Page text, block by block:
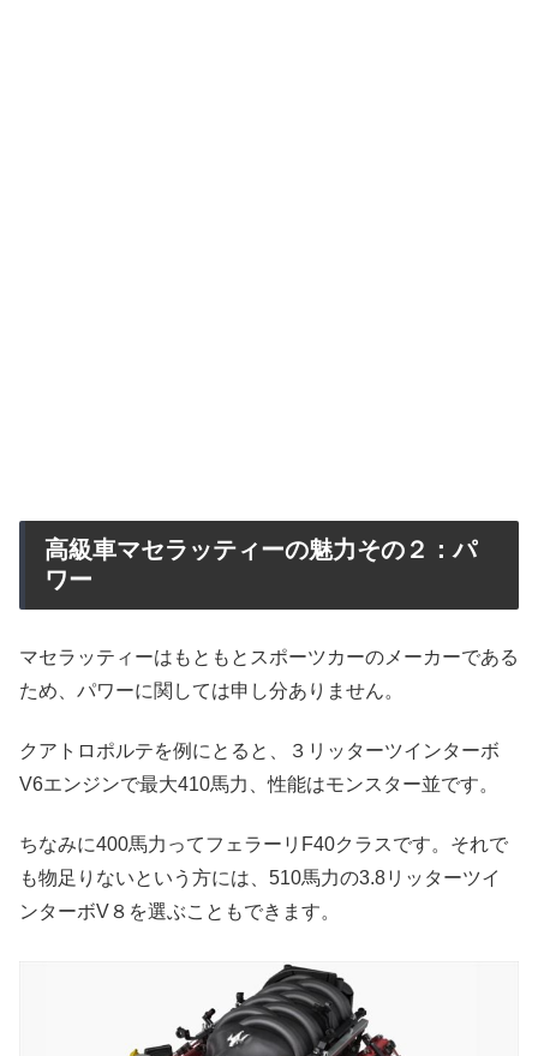
高級車マセラッティーの魅力その２：パ
ワー
マセラッティーはもともとスポーツカーのメーカーである
ため、パワーに関しては申し分ありません。
クアトロポルテを例にとると、３リッターツインターボ
V6エンジンで最大410馬力、性能はモンスター並です。
ちなみに400馬力ってフェラーリF40クラスです。それで
も物足りないという方には、510馬力の3.8リッターツイ
ンターボV８を選ぶこともできます。